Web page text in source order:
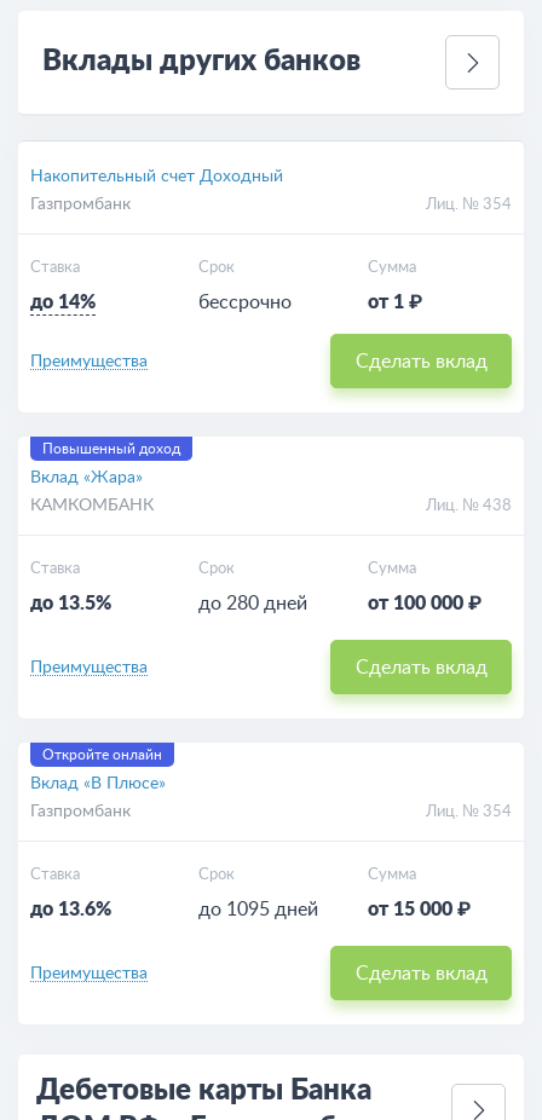
Вклады других банков
Накопительный счет Доходный
Газпромбанк
Лиц. № 354
Ставка
до 14%
Срок
бессрочно
Сумма
от 1 ₽
Преимущества Сделать вклад
Повышенный доход
Вклад «Жара»
КАМКОМБАНК
Лиц. № 438
Ставка
до 13.5%
Срок
до 280 дней
Сумма
от 100 000 ₽
Преимущества Сделать вклад
Откройте онлайн
Вклад «В Плюсе»
Газпромбанк
Лиц. № 354
Ставка
до 13.6%
Срок
до 1095 дней
Сумма
от 15 000 ₽
Преимущества Сделать вклад
Дебетовые карты Банка